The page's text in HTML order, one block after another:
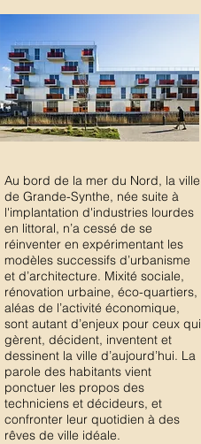
Au bord de la mer du Nord, la ville
de Grande-Synthe, née suite à
l'implantation d'industries lourdes
en littoral, n’a cessé de se
réinventer en expérimentant les
modèles successifs d’urbanisme
et d’architecture. Mixité sociale,
rénovation urbaine, éco-quartiers,
aléas de l’activité économique,
sont autant d’enjeux pour ceux qui
gèrent, décident, inventent et
dessinent la ville d’aujourd’hui. La
parole des habitants vient
ponctuer les propos des
techniciens et décideurs, et
confronter leur quotidien à des
rêves de ville idéale.